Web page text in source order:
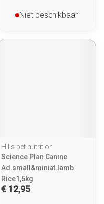
Niet beschikbaar
Hills pet nutrition
Science Plan Canine
Ad.small&miniat.lamb
Rice1,5kg
€ 12,95